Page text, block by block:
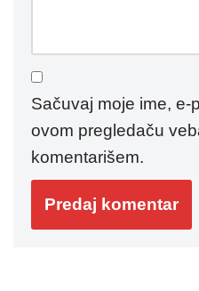
Sačuvaj moje ime, e-
ovom pregledaču
komentarišem.